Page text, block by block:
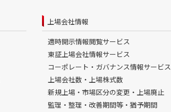
上場会社情報
適時開示情報閲覧サービス
東証上場会社情報サービス
コーポレート・ガバナンス情報サービス
上場会社数・上場株式数
新規上場・市場区分の変更・上場廃止
監理・整理・改善期間等・猶予期間